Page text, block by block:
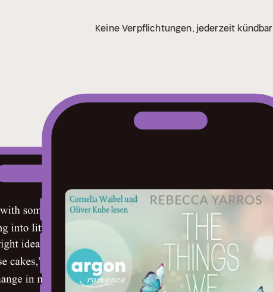
Keine Verpflichtungen, jederzeit kündbar